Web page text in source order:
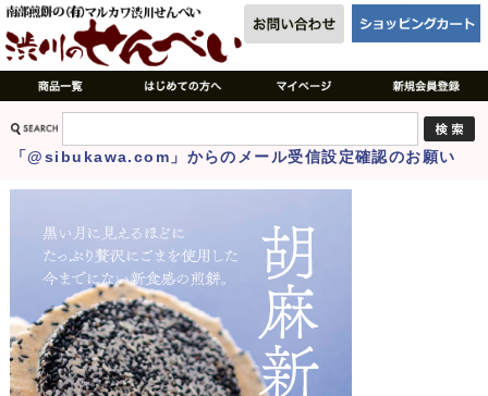
「@sibukawa.com」からのメール受信設定確認のお願い